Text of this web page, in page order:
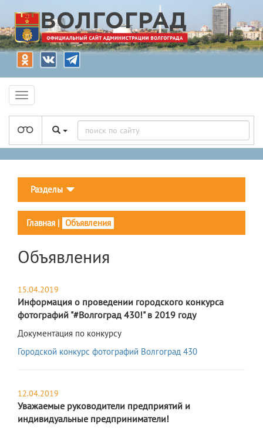
Разделы
Главная | Объявления
Объявления
15.04.2019
Информация о проведении городского конкурса
фотографий "#Волгоград 430!" в 2019 году
Документация по конкурсу
Городской конкурс фотографий Волгоград 430
12.04.2019
Уважаемые руководители предприятий и
индивидуальные предприниматели!